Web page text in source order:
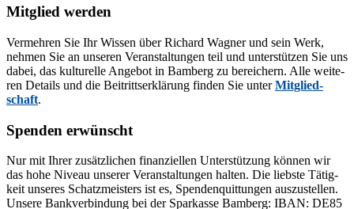
Mitglied werden
Ver­meh­ren Sie Ihr Wis­sen über Ri­chard Wag­ner und sein Werk,
neh­men Sie an un­se­ren Ver­an­stal­tun­gen teil und un­ter­stüt­zen Sie uns
da­bei, das kul­tu­rel­le An­ge­bot in Bam­berg zu be­rei­chern. Alle wei­te­
ren De­tails und die Bei­tritts­er­klä­rung fin­den Sie un­terMit­glied­
schaft.
Spenden erwünscht
Nur mit Ih­rer zu­sätz­li­chen fi­nan­zi­el­len Un­ter­stüt­zung kön­nen wir
das hohe Ni­veau un­se­rer Ver­an­stal­tun­gen hal­ten. Die liebs­te Tä­tig­
keit un­se­res Schatz­meis­ters ist es, Spen­den­quit­tun­gen aus­zu­stel­len.
Un­se­re Bank­ver­bin­dung bei der Spar­kas­se Bam­berg: IBAN: DE85